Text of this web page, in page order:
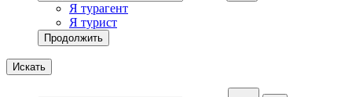
Я турагент
Я турист
Продолжить
Искать